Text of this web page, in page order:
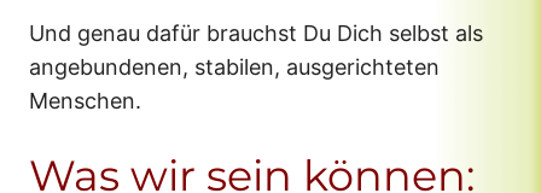
Und genau dafür brauchst Du Dich selbst als
angebundenen, stabilen, ausgerichteten
Menschen.
Was wir sein können: